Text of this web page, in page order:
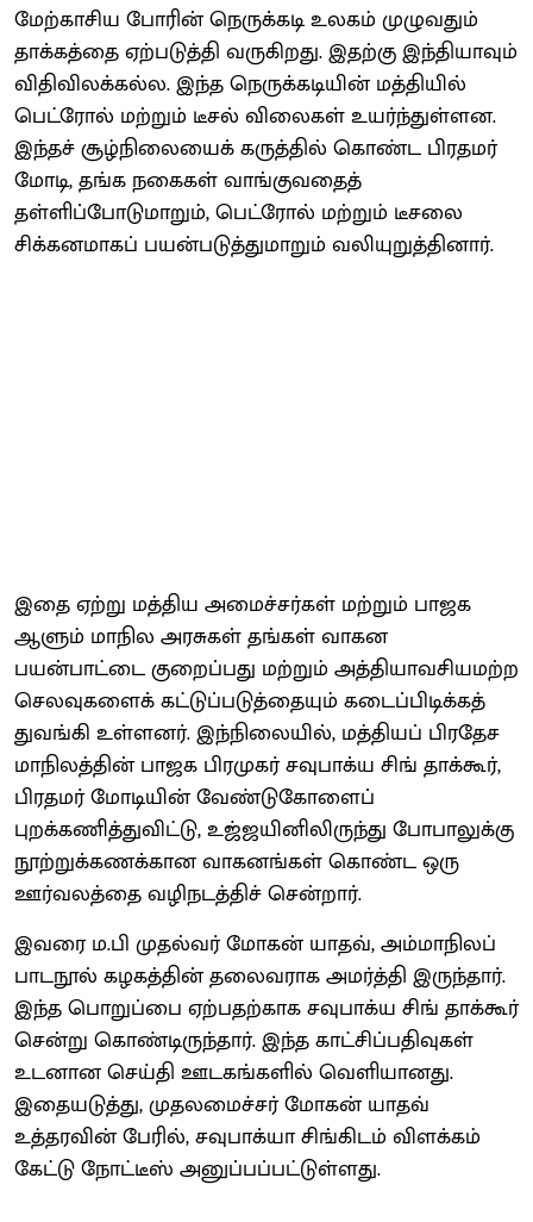
மேற்காசிய போரின் நெருக்கடி உலகம் முழுவதும்
தாக்கத்தை ஏற்படுத்தி வருகிறது. இதற்கு இந்தியாவும்
விதிவிலக்கல்ல. இந்த நெருக்கடியின் மத்தியில்
பெட்ரோல் மற்றும் டீசல் விலைகள் உயர்ந்துள்ளன.
இந்தச் சூழ்நிலையைக் கருத்தில் கொண்ட பிரதமர்
மோடி, தங்க நகைகள் வாங்குவதைத்
தள்ளிப்போடுமாறும், பெட்ரோல் மற்றும் டீசலை
சிக்கனமாகப் பயன்படுத்துமாறும் வலியுறுத்தினார்.
இதை ஏற்று மத்திய அமைச்சர்கள் மற்றும் பாஜக
ஆளும் மாநில அரசுகள் தங்கள் வாகன
பயன்பாட்டை குறைப்பது மற்றும் அத்தியாவசியமற்ற
செலவுகளைக் கட்டுப்படுத்தையும் கடைப்பிடிக்கத்
துவங்கி உள்ளனர். இந்நிலையில், மத்தியப் பிரதேச
மாநிலத்தின் பாஜக பிரமுகர் சவுபாக்ய சிங் தாக்கூர்,
பிரதமர் மோடியின் வேண்டுகோளைப்
புறக்கணித்துவிட்டு, உஜ்ஜயினிலிருந்து போபாலுக்கு
நூற்றுக்கணக்கான வாகனங்கள் கொண்ட ஒரு
ஊர்வலத்தை வழிநடத்திச் சென்றார்.
இவரை ம.பி முதல்வர் மோகன் யாதவ், அம்மாநிலப்
பாடநூல் கழகத்தின் தலைவராக அமர்த்தி இருந்தார்.
இந்த பொறுப்பை ஏற்பதற்காக சவுபாக்ய சிங் தாக்கூர்
சென்று கொண்டிருந்தார். இந்த காட்சிப்பதிவுகள்
உடனான செய்தி ஊடகங்களில் வெளியானது.
இதையடுத்து, முதலமைச்சர் மோகன் யாதவ்
உத்தரவின் பேரில், சவுபாக்யா சிங்கிடம் விளக்கம்
கேட்டு நோட்டீஸ் அனுப்பப்பட்டுள்ளது.